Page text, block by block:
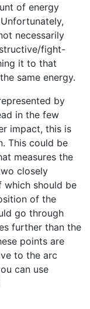
of energy
necessarily
fight-
it to that
same energy.
by
in the few
impact, this is
This could be
measures the
closely
which should be
of the
go through
further than the
points are
to the arc
can use